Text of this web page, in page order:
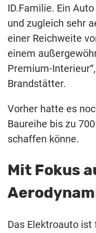
ID.Familie. Ein
und zugleich sehr
einer Reichweite
einem
Premium-
Brandstätter.
Vorher hatte es
Baureihe bis zu
schaffen könne.
Mit Fokus
Das Elektroauto